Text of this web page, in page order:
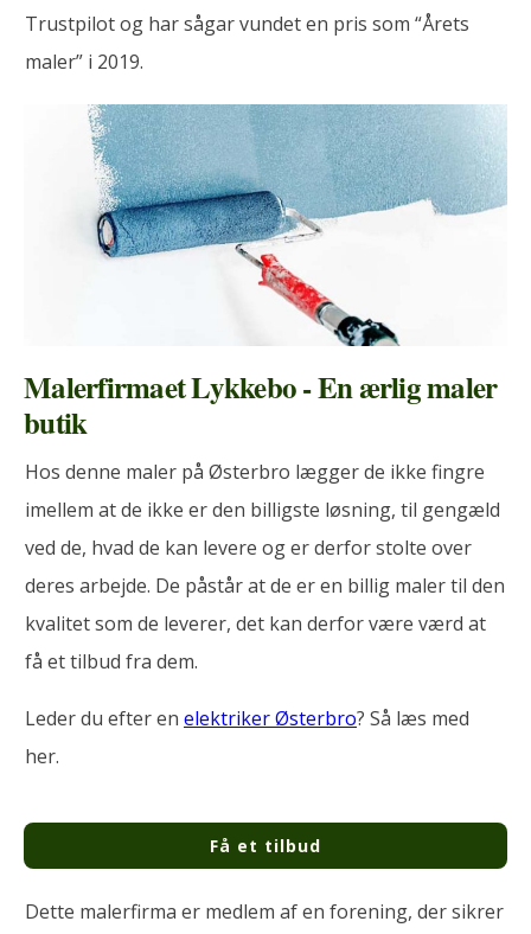
Trustpilot og har sågar vundet en pris som “Årets
maler” i 2019.
Malerfirmaet Lykkebo - En ærlig maler
butik
Hos denne maler på Østerbro lægger de ikke fingre
imellem at de ikke er den billigste løsning, til gengæld
ved de, hvad de kan levere og er derfor stolte over
deres arbejde. De påstår at de er en billig maler til den
kvalitet som de leverer, det kan derfor være værd at
få et tilbud fra dem.
Leder du efter en elektriker Østerbro? Så læs med
her.
Få et tilbud
Dette malerfirma er medlem af en forening, der sikrer